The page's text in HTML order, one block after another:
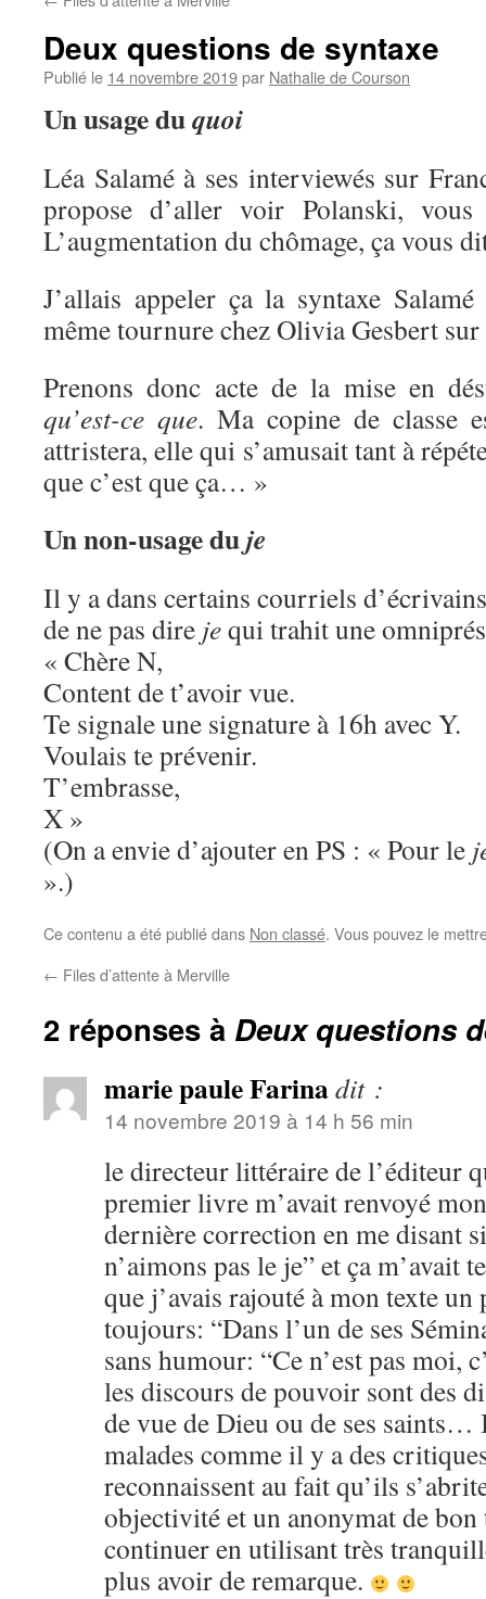
Deux questions de syntaxe
Publié le 14 novembre 2019par Nathalie de Courson
Un usage duquoi
Léa Salamé à ses interviewés sur
propose d’aller voir Polanski,
L’augmentation du chômage, ça vous
J’allais appeler ça la syntaxe
même tournure chez Olivia Gesbert
Prenons donc acte de la mise en
qu’est-ce que. Ma copine de classe
attristera, elle qui s’amusait tant à
que c’est que ça… »
Un non-usage duje
Il y a dans certains courriels
de ne pas dire jequi trahit une
« Chère N,
Content de t’avoir vue.
Te signale une signature à 16h avec Y.
Voulais te prévenir.
T’embrasse,
X »
(On a envie d’ajouter en PS : « Pour le
».)
Ce contenu a été publié dans Non classé. Vous pouvez le
← Files d’attente à Merville
2 réponses à Deux questions
marie paule Farinadit :
14 novembre 2019 à 14 h 56 min
le directeur littéraire de l’éditeur
premier livre m’avait renvoyé
dernière correction en me disant
n’aimons pas le je” et ça m’avait
que j’avais rajouté à mon texte un
toujours: “Dans l’un de ses
sans humour: “Ce n’est pas moi,
les discours de pouvoir sont des
de vue de Dieu ou de ses saints…
malades comme il y a des
reconnaissent au fait qu’ils
objectivité et un anonymat de bon
continuer en utilisant très
plus avoir de remarque.